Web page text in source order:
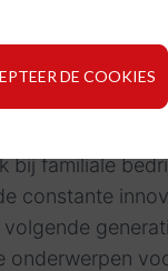
DE COOKIES
om triggers
- ook klant bij
bij familiale
constante
onderwerpen